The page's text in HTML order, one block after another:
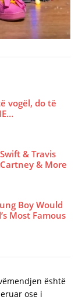
vogël, do të
& Travis
& More
Boy Would
Most Famous
është
ose i